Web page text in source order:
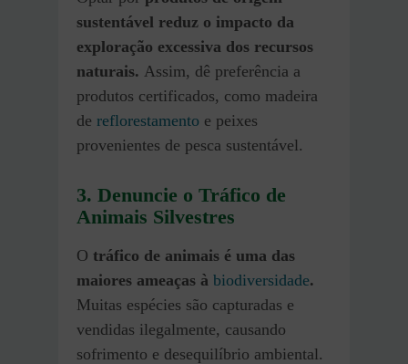
sustentável reduz o impacto da
exploração excessiva dos recursos
naturais. Assim, dê preferência a
produtos certificados, como madeira
de reflorestamento e peixes
provenientes de pesca sustentável.
3. Denuncie o Tráfico de
Animais Silvestres
O tráfico de animais é uma das
maiores ameaças à biodiversidade.
Muitas espécies são capturadas e
vendidas ilegalmente, causando
sofrimento e desequilíbrio ambiental.